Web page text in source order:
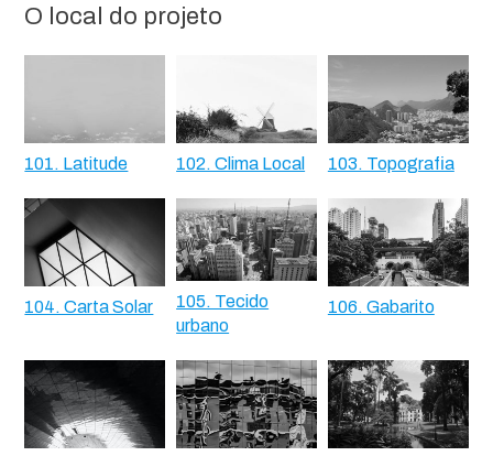
O local do projeto
101. Latitude 102. Clima Local 103. Topografia
104. Carta Solar
105. Tecido
urbano
106. Gabarito